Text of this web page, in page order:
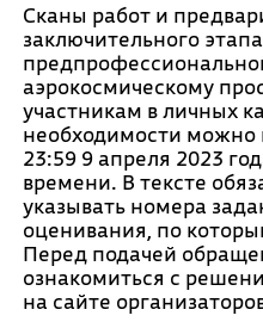
Сканы работ и
заключительного
аэрокосмическому
участникам в личных
необходимости можно
23:59 9 апреля 2023
времени. В тексте
указывать номера
оценивания, по
Перед подачей
ознакомиться с
на сайте